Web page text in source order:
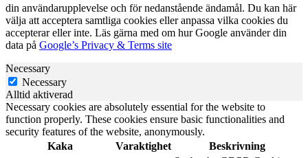
din användarupplevelse och för nedanstående ändamål. Du kan här
välja att acceptera samtliga cookies eller anpassa vilka cookies du
accepterar eller inte. Läs gärna med om hur Google använder din
data på Google’s Privacy & Terms site
Necessary
Necessary
Alltid aktiverad
Necessary cookies are absolutely essential for the website to
function properly. These cookies ensure basic functionalities and
security features of the website, anonymously.
Kaka
Varaktighet Beskrivning